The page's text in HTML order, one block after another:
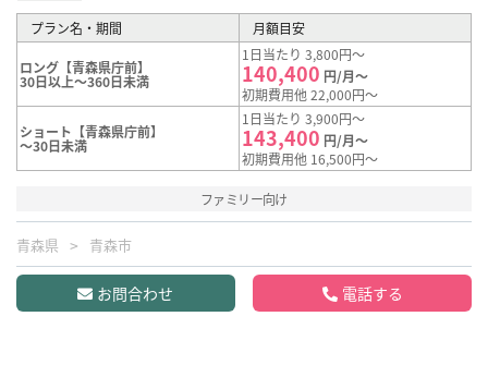
プラン名・期間 月額目安
ロング【青森県庁前】
30日以上～360日未満
1日当たり 3,800円～
140,400 円/月～
初期費用他 22,000円～
ショート【青森県庁前】
～30日未満
1日当たり 3,900円～
143,400 円/月～
初期費用他 16,500円～
ファミリー向け
青森県 青森市
お問合わせ 電話する